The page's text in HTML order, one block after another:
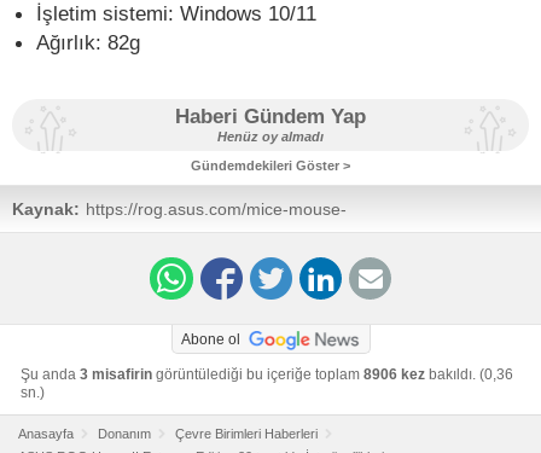
İşletim sistemi: Windows 10/11
Ağırlık: 82g
Haberi Gündem Yap
Henüz oy almadı
Gündemdekileri Göster >
Kaynak: https://rog.asus.com/mice-mouse-
pads/mice/wireless/rog-harpe-ii-extreme-edition-20/
Abone ol
Şu anda 3 misafirin görüntülediği bu içeriğe toplam 8906 kez bakıldı. (0,36
sn.)
Anasayfa Donanım
Çevre Birimleri Haberleri